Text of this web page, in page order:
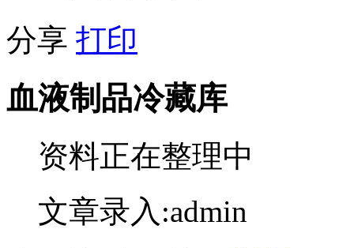
分享 打印
血液制品冷藏库
资料正在整理中
文章录入:admin